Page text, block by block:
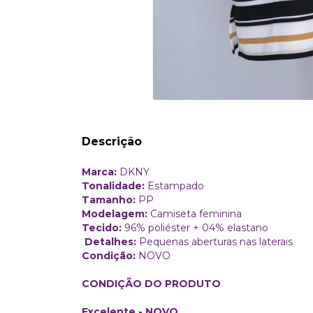
Descrição
Marca: DKNY
Tonalidade: Estampado
Tamanho: PP
Modelagem: Camiseta feminina
Tecido: 96% poliéster + 04% elastano
Detalhes: Pequenas aberturas nas laterais
Condição: NOVO
CONDIÇÃO DO PRODUTO